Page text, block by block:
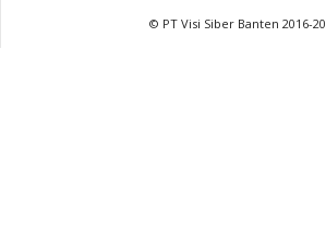
© PT Visi Siber Banten 2016-